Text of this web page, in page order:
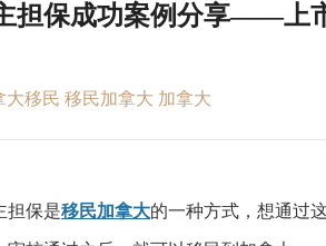
担保成功案例分享——上
大移民 移民加拿大 加拿大
保是移民加拿大的一种方式，想通过